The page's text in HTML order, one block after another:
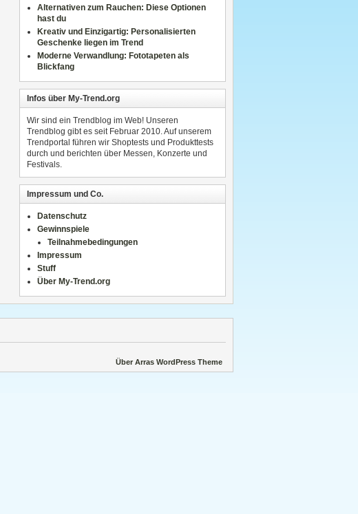
Alternativen zum Rauchen: Diese Optionen
hast du
Kreativ und Einzigartig: Personalisierten
Geschenke liegen im Trend
Moderne Verwandlung: Fototapeten als
Blickfang
Infos über My-Trend.org
Wir sind ein Trendblog im Web! Unseren
Trendblog gibt es seit Februar 2010. Auf unserem
Trendportal führen wir Shoptests und Produkttests
durch und berichten über Messen, Konzerte und
Festivals.
Impressum und Co.
Datenschutz
Gewinnspiele
Teilnahmebedingungen
Impressum
Stuff
Über My-Trend.org
Über Arras WordPress Theme